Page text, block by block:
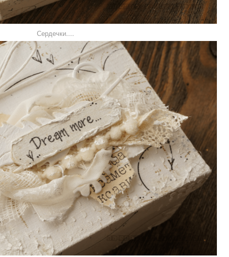
Сердечки....